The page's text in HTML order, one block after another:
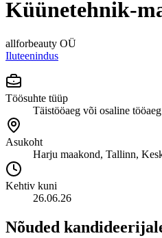
Küünetehnik-
allforbeauty OÜ
Iluteenindus
Töösuhte tüüp
Täistööaeg või osaline tööaeg
Asukoht
Harju maakond, Tallinn,
Kehtiv kuni
26.06.26
Nõuded